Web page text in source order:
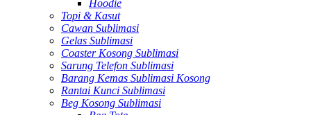
Hoodie
Topi & Kasut
Cawan Sublimasi
Gelas Sublimasi
Coaster Kosong Sublimasi
Sarung Telefon Sublimasi
Barang Kemas Sublimasi Kosong
Rantai Kunci Sublimasi
Beg Kosong Sublimasi